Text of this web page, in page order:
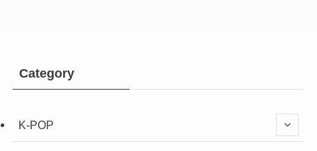
Category
K-POP